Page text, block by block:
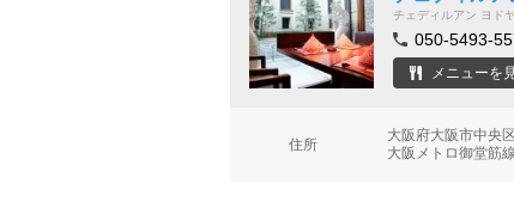
チェディルアン ヨド
050-5493-
メニューを
住所
大阪府大阪市中央
大阪メトロ御堂筋